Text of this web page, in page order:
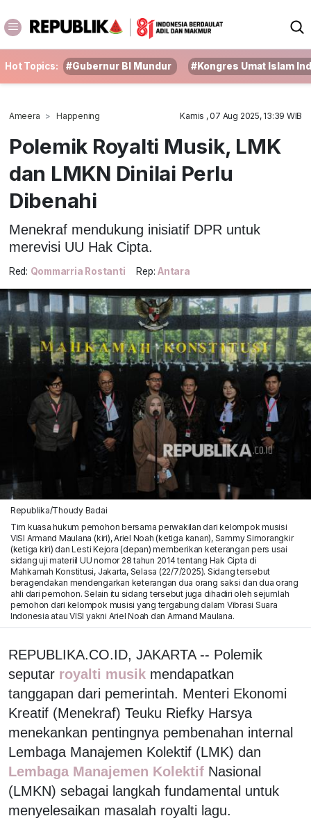
Hot Topics: #Gubernur BI Mundur #Kongres Umat Islam
Ameera Happening Kamis , 07 Aug 2025, 13:39 WIB
Polemik Royalti Musik, LMK
dan LMKN Dinilai Perlu
Dibenahi
Menekraf mendukung inisiatif DPR untuk
merevisi UU Hak Cipta.
Red: Qommarria Rostanti Rep: Antara
Republika/Thoudy Badai
Tim kuasa hukum pemohon bersama perwakilan dari kelompok musisi
VISI Armand Maulana (kiri), Ariel Noah (ketiga kanan), Sammy Simorangkir
(ketiga kiri) dan Lesti Kejora (depan) memberikan keterangan pers usai
sidang uji materiil UU nomor 28 tahun 2014 tentang Hak Cipta di
Mahkamah Konstitusi, Jakarta, Selasa (22/7/2025). Sidang tersebut
beragendakan mendengarkan keterangan dua orang saksi dan dua orang
ahli dari pemohon. Selain itu sidang tersebut juga dihadiri oleh sejumlah
pemohon dari kelompok musisi yang tergabung dalam Vibrasi Suara
Indonesia atau VISI yakni Ariel Noah dan Armand Maulana.
REPUBLIKA.CO.ID, JAKARTA -- Polemik
seputar royalti musik mendapatkan
tanggapan dari pemerintah. Menteri Ekonomi
Kreatif (Menekraf) Teuku Riefky Harsya
menekankan pentingnya pembenahan internal
Lembaga Manajemen Kolektif (LMK) dan
Lembaga Manajemen Kolektif Nasional
(LMKN) sebagai langkah fundamental untuk
menyelesaikan masalah royalti lagu.